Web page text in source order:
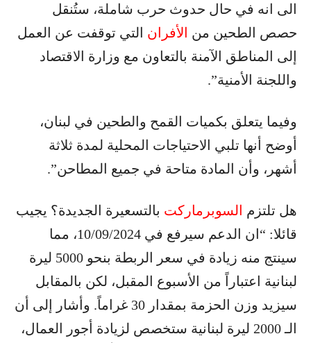
الى انه في حال حدوث حرب شاملة، ستُنقل
حصص الطحين من الأفران التي توقفت عن العمل
إلى المناطق الآمنة بالتعاون مع وزارة الاقتصاد
واللجنة الأمنية”.
وفيما يتعلق بكميات القمح والطحين في لبنان،
أوضح أنها تلبي الاحتياجات المحلية لمدة ثلاثة
أشهر، وأن المادة متاحة في جميع المطاحن”.
هل تلتزم السوبرماركت بالتسعيرة الجديدة؟ يجيب
قائلا: “ان الدعم سيرفع في 10/09/2024، مما
سينتج منه زيادة في سعر الربطة بنحو 5000 ليرة
لبنانية اعتباراً من الأسبوع المقبل، لكن بالمقابل
سيزيد وزن الحزمة بمقدار 30 غراماً. وأشار إلى أن
الـ 2000 ليرة لبنانية ستخصص لزيادة أجور العمال،